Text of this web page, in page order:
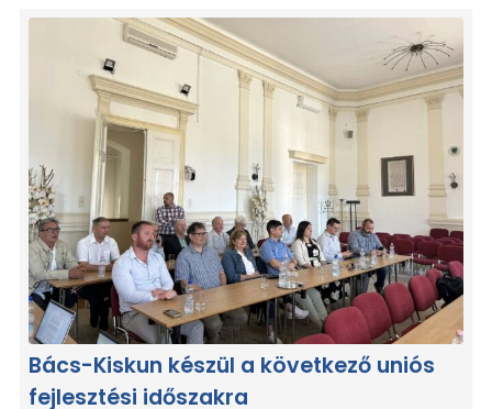
Bács-Kiskun készül a következő uniós
fejlesztési időszakra